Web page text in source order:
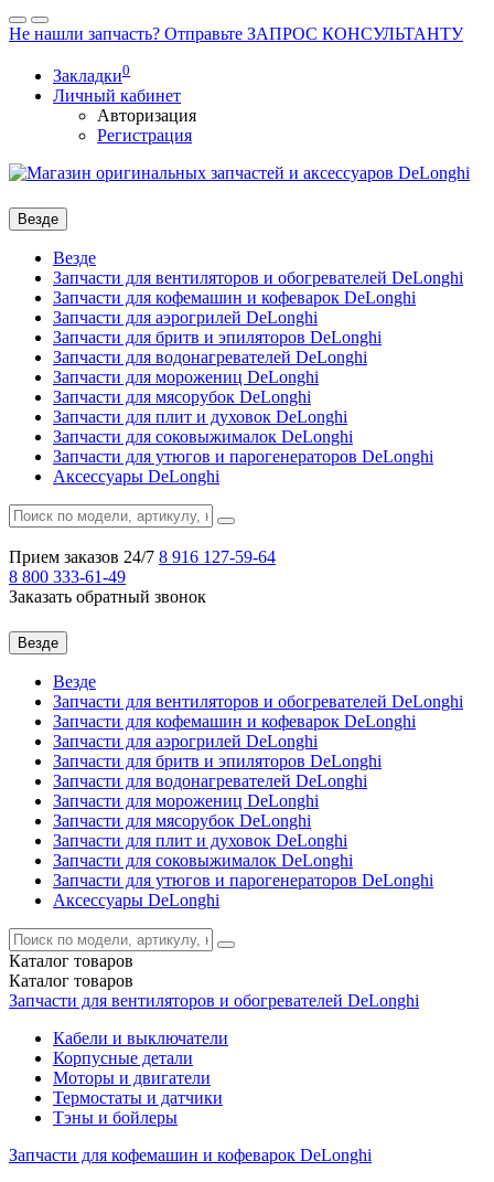
Не нашли запчасть? Отправьте ЗАПРОС КОНСУЛЬТАНТУ
Закладки0
Личный кабинет
Авторизация
Регистрация
Везде
Везде
Запчасти для вентиляторов и обогревателей DeLonghi
Запчасти для кофемашин и кофеварок DeLonghi
Запчасти для аэрогрилей DeLonghi
Запчасти для бритв и эпиляторов DeLonghi
Запчасти для водонагревателей DeLonghi
Запчасти для морожениц DeLonghi
Запчасти для мясорубок DeLonghi
Запчасти для плит и духовок DeLonghi
Запчасти для соковыжималок DeLonghi
Запчасти для утюгов и парогенераторов DeLonghi
Аксессуары DeLonghi
Прием заказов 24/7 8 916 127-59-64
8 800 333-61-49
Заказать обратный звонок
Везде
Везде
Запчасти для вентиляторов и обогревателей DeLonghi
Запчасти для кофемашин и кофеварок DeLonghi
Запчасти для аэрогрилей DeLonghi
Запчасти для бритв и эпиляторов DeLonghi
Запчасти для водонагревателей DeLonghi
Запчасти для морожениц DeLonghi
Запчасти для мясорубок DeLonghi
Запчасти для плит и духовок DeLonghi
Запчасти для соковыжималок DeLonghi
Запчасти для утюгов и парогенераторов DeLonghi
Аксессуары DeLonghi
Каталог товаров
Каталог товаров
Запчасти для вентиляторов и обогревателей DeLonghi
Кабели и выключатели
Корпусные детали
Моторы и двигатели
Термостаты и датчики
Тэны и бойлеры
Запчасти для кофемашин и кофеварок DeLonghi